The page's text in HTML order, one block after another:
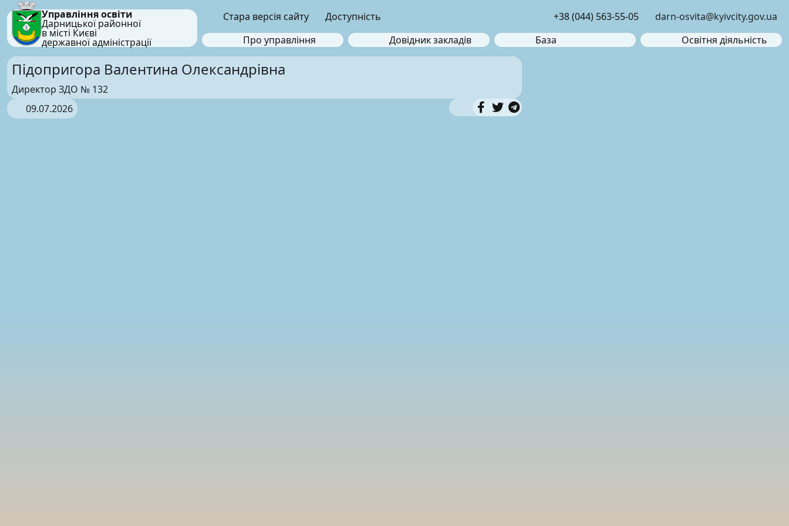
Управління освіти
Дарницької районної
в місті Києві
державної адміністрації
Стара версія сайту Доступність +38 (044) 563-55-05
darn-osvita@kyivcity.gov.ua
Про управління
Довідник закладів База Освітня діяльність
Підопригора Валентина Олександрівна
Директор ЗДО № 132
09.07.2026